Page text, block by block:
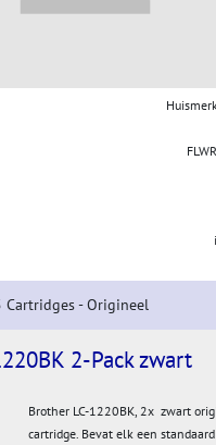
Cartridges - Origineel
2-Pack zwart
Brother LC-1220BK, 2x zwart
cartridge. Bevat elk een